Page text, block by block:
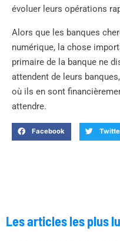
évoluer leurs opérations
Alors que les banques
numérique, la chose
primaire de la banque ne
attendent de leurs
où ils en sont
attendre.
Facebook
Les articles les plus